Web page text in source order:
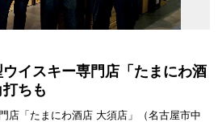
イスキー専門店「たまにわ酒
ちも
店「たまにわ酒店 大須店」（名古屋市中